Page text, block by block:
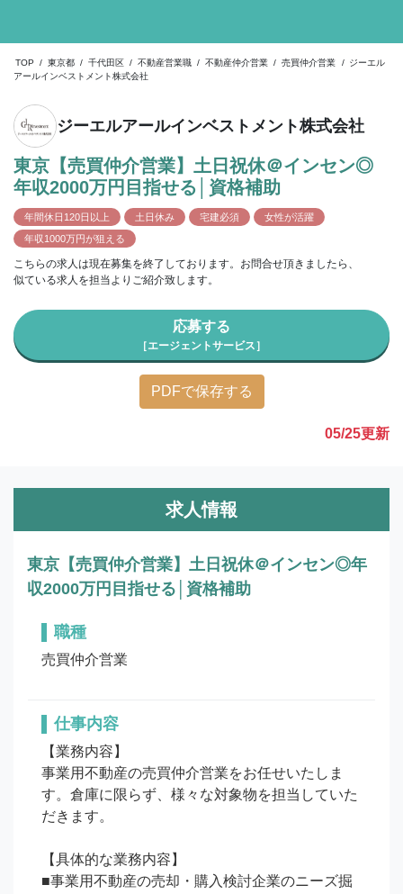
TOP / 東京都 / 千代田区 / 不動産営業職 / 不動産仲介営業 / 売買仲介営業 / ジーエル
アールインベストメント株式会社
ジーエルアールインベストメント株式会社
東京【売買仲介営業】土日祝休＠インセン◎
年収2000万円目指せる│資格補助
年間休日120日以上 土日休み 宅建必須
女性が活躍
年収1000万円が狙える
こちらの求人は現在募集を終了しております。お問合せ頂きましたら、
似ている求人を担当よりご紹介致します。
応募する
［エージェントサービス］
PDFで保存する
05/25更新
求人情報
東京【売買仲介営業】土日祝休＠インセン◎年
収2000万円目指せる│資格補助
職種
売買仲介営業
仕事内容
【業務内容】
事業用不動産の売買仲介営業をお任せいたしま
す。倉庫に限らず、様々な対象物を担当していた
だきます。
【具体的な業務内容】
■事業用不動産の売却・購入検討企業のニーズ掘